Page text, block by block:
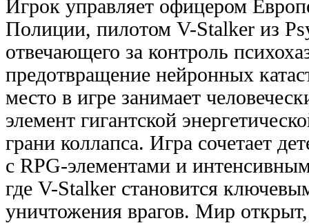
Игрок управляет офицером
Полиции, пилотом V-Stalker из
отвечающего за контроль
предотвращение нейронных
место в игре занимает
элемент гигантской
грани коллапса. Игра сочетает
с RPG-элементами и
где V-Stalker становится
уничтожения врагов. Мир